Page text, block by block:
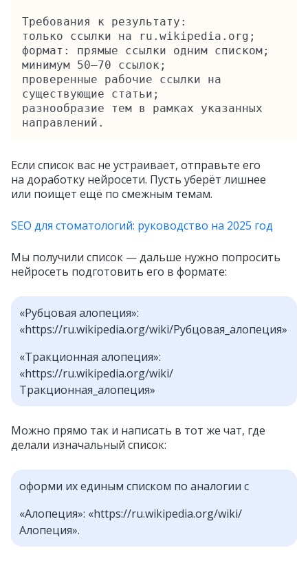
Требования к результату:
только ссылки на ru.wikipedia.org;
формат: прямые ссылки одним списком;
минимум 50–70 ссылок;
проверенные рабочие ссылки на
существующие статьи;
разнообразие тем в рамках указанных
направлений.
Если список вас не устраивает, отправьте его
на доработку нейросети. Пусть уберёт лишнее
или поищет ещё по смежным темам.
SEO для стоматологий: руководство на 2025 год
Мы получили список — дальше нужно попросить
нейросеть подготовить его в формате:
«Рубцовая алопеция»:
«https://ru.wikipedia.org/wiki/Рубцовая_алопеция»
«Тракционная алопеция»:
«https://ru.wikipedia.org/wiki/
Тракционная_алопеция»
Можно прямо так и написать в тот же чат, где
делали изначальный список:
оформи их единым списком по аналогии с
«Алопеция»: «https://ru.wikipedia.org/wiki/
Алопеция».